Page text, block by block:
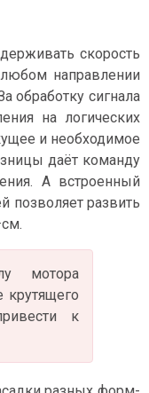
скорость
направлении
обработку сигнала
на логических
и необходимое
даёт команду
А встроенный
позволяет развить
мотора
крутящего
к